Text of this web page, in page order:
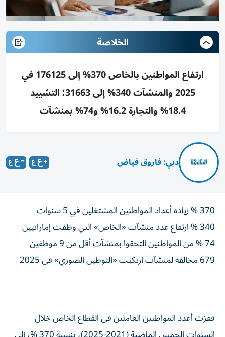
الخلاصة
ارتفاع المواطنين بالخاص 370% إلى 176125 في
2025 والمنشآت 340% إلى 31663؛ التشييد
18.4% والتجارة 16.2% و74% بمنشآت
دبي: فاروق فياض
370 % زيادة أعداد المواطنين المشتغلين في 5 سنوات
340 % ارتفاع عدد منشآت «الخاص» التي وظفت إماراتيين
74 % من المواطنين التحقوا بمنشآت أقل من 9 موظفين
679 مخالفة لمنشآت ارتكبت «التوطين الصوري» في 2025
قفزت أعدد المواطنين العاملين في القطاع الخاص خلال